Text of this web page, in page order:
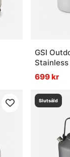
GSI
Percolator
699 kr
Slutsåld